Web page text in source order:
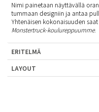
Nimi painetaan näyttävällä
tummaan designiin ja antaa
Yhtenäisen kokonaisuuden
Monstertruck-koulureppuumme.
ERITELMÄ
LAYOUT